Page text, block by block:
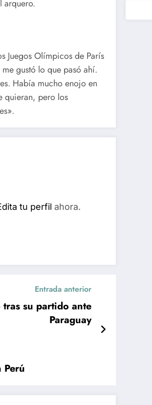
arquero.
Juegos Olímpicos de París
gustó lo que pasó ahí.
Había mucho enojo en
quieran, pero los
tu perfil ahora.
Entrada anterior
su partido ante
Paraguay
Perú